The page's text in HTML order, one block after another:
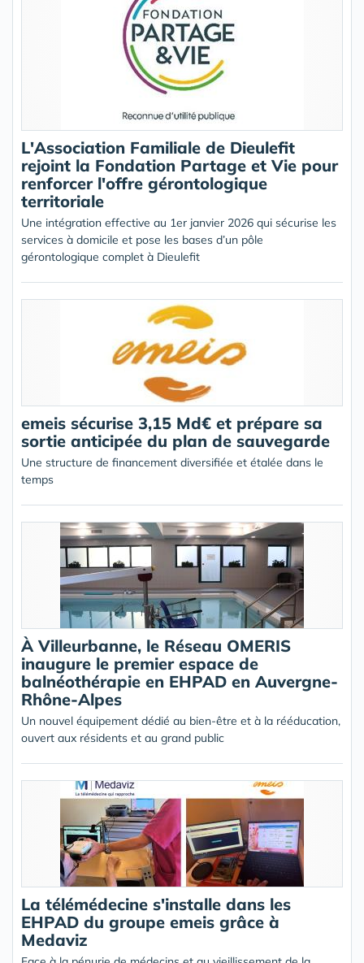
L'Association Familiale de Dieulefit
rejoint la Fondation Partage et Vie pour
renforcer l'offre gérontologique
territoriale
Une intégration effective au 1er janvier 2026 qui sécurise les
services à domicile et pose les bases d’un pôle
gérontologique complet à Dieulefit
emeis sécurise 3,15 Md€ et prépare sa
sortie anticipée du plan de sauvegarde
Une structure de financement diversifiée et étalée dans le
temps
À Villeurbanne, le Réseau OMERIS
inaugure le premier espace de
balnéothérapie en EHPAD en Auvergne-
Rhône-Alpes
Un nouvel équipement dédié au bien-être et à la rééducation,
ouvert aux résidents et au grand public
La télémédecine s'installe dans les
EHPAD du groupe emeis grâce à
Medaviz